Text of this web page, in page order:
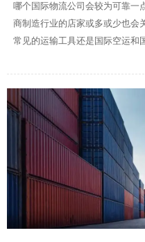
哪个国际物流公司会较为可靠一
商制造行业的店家或多或少也会
常见的运输工具还是国际空运和
靠，是许多店家的不二选择。